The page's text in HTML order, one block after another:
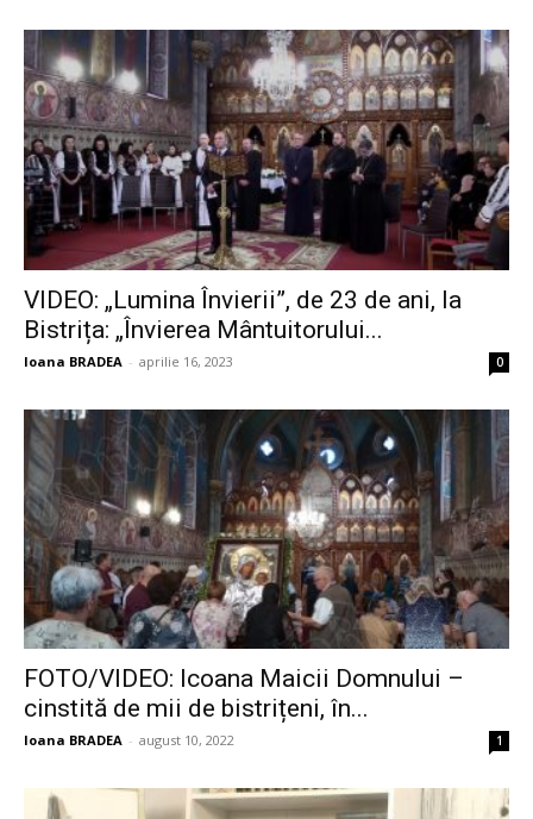
VIDEO: „Lumina Învierii”, de 23 de ani, la
Bistrița: „Învierea Mântuitorului...
Ioana BRADEA - aprilie 16, 2023 0
FOTO/VIDEO: Icoana Maicii Domnului –
cinstită de mii de bistrițeni, în...
Ioana BRADEA - august 10, 2022 1